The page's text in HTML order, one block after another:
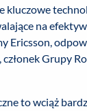
na
Ericsson,
Grupy
to wciąż